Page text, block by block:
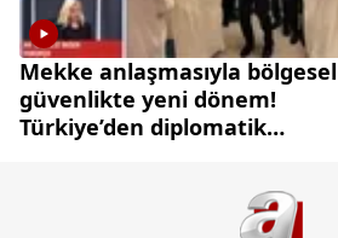
Mekke anlaşmasıyla bölgesel
güvenlikte yeni dönem!
Türkiye’den diplomatik